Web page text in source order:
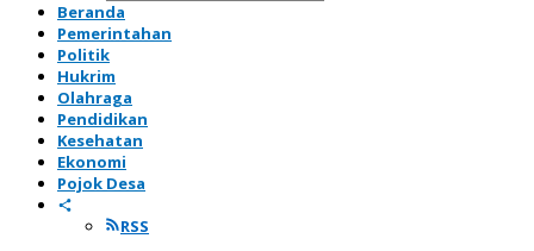
Beranda
Pemerintahan
Politik
Hukrim
Olahraga
Pendidikan
Kesehatan
Ekonomi
Pojok Desa
RSS